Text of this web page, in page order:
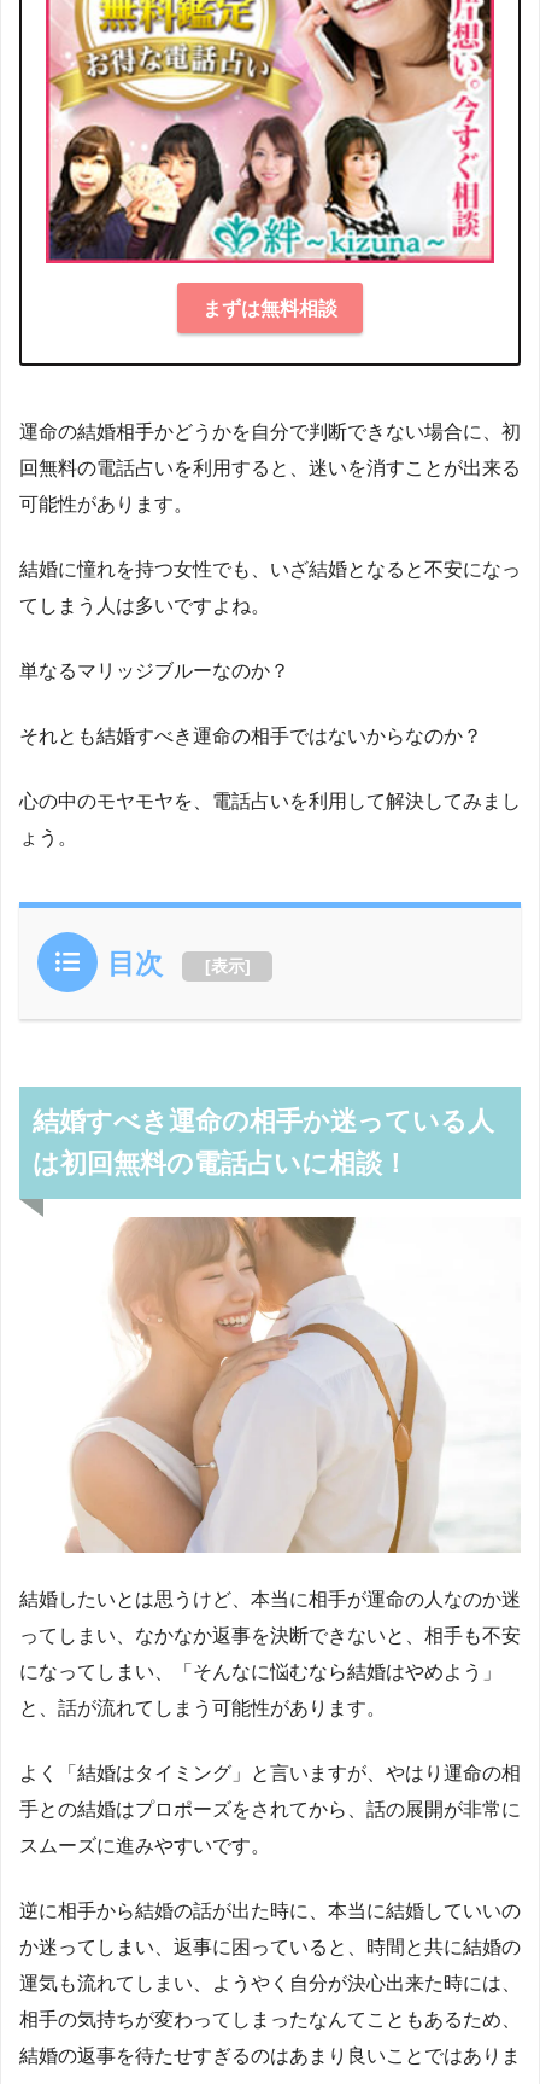
まずは無料相談
運命の結婚相手かどうかを自分で判断できない場合に、初
回無料の電話占いを利用すると、迷いを消すことが出来る
可能性があります。
結婚に憧れを持つ女性でも、いざ結婚となると不安になっ
てしまう人は多いですよね。
単なるマリッジブルーなのか？
それとも結婚すべき運命の相手ではないからなのか？
心の中のモヤモヤを、電話占いを利用して解決してみまし
ょう。
目次 [表示]
結婚すべき運命の相手か迷っている人
は初回無料の電話占いに相談！
結婚したいとは思うけど、本当に相手が運命の人なのか迷
ってしまい、なかなか返事を決断できないと、相手も不安
になってしまい、「そんなに悩むなら結婚はやめよう」
と、話が流れてしまう可能性があります。
よく「結婚はタイミング」と言いますが、やはり運命の相
手との結婚はプロポーズをされてから、話の展開が非常に
スムーズに進みやすいです。
逆に相手から結婚の話が出た時に、本当に結婚していいの
か迷ってしまい、返事に困っていると、時間と共に結婚の
運気も流れてしまい、ようやく自分が決心出来た時には、
相手の気持ちが変わってしまったなんてこともあるため、
結婚の返事を待たせすぎるのはあまり良いことではありま